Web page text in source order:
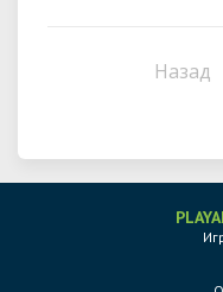
Назад